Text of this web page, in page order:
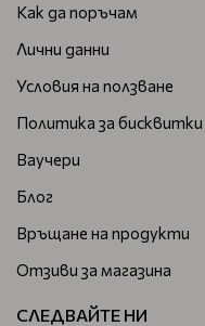
Как да поръчам
Лични данни
Условия на ползване
Политика за бисквитки
Ваучери
Блог
Връщане на продукти
Отзиви за магазина
СЛЕДВАЙТЕ НИ